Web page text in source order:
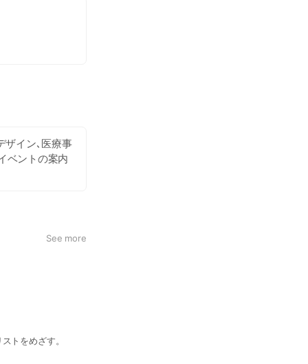
ザイン､医療事
ベントの案内
See more
トをめざす。